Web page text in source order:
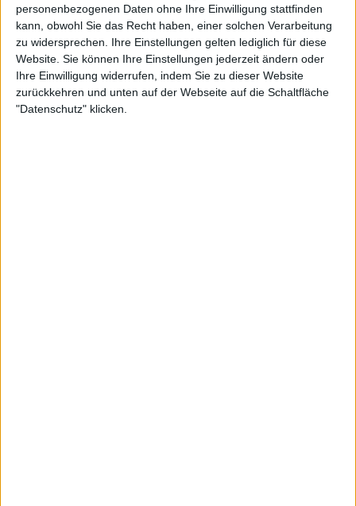
personenbezogenen Daten ohne Ihre Einwilligung stattfinden
kann, obwohl Sie das Recht haben, einer solchen Verarbeitung
zu widersprechen. Ihre Einstellungen gelten lediglich für diese
Website. Sie können Ihre Einstellungen jederzeit ändern oder
Ihre Einwilligung widerrufen, indem Sie zu dieser Website
zurückkehren und unten auf der Webseite auf die Schaltfläche
"Datenschutz" klicken.